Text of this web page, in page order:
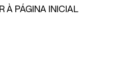
À PÁGINA INICIAL